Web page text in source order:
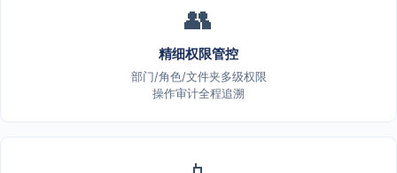
👥
精细权限管控
部门/角色/文件夹多级权限
操作审计全程追溯